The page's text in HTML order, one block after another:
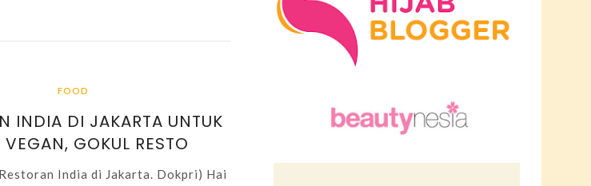
FOOD
INDIA DI JAKARTA UNTUK
VEGAN, GOKUL RESTO
India di Jakarta. Dokpri) Hai